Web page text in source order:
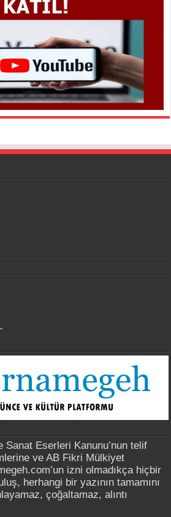
Sanat Eserleri Kanunu’nun telif
ve AB Fikri Mülkiyet
izni olmadıkça hiçbir
herhangi bir yazının tamamını
çoğaltamaz, alıntı